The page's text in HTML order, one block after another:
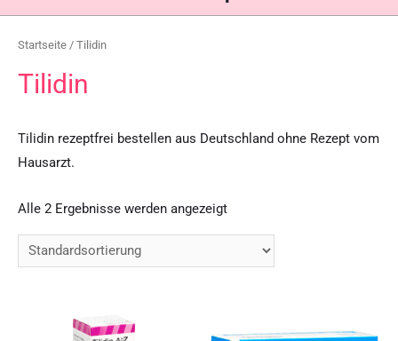
Startseite / Tilidin
Tilidin
Tilidin rezeptfrei bestellen aus Deutschland ohne Rezept vom
Hausarzt.
Alle 2 Ergebnisse werden angezeigt